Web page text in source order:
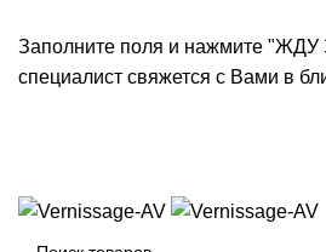
Заполните поля и нажмите
специалист свяжется с Вами в